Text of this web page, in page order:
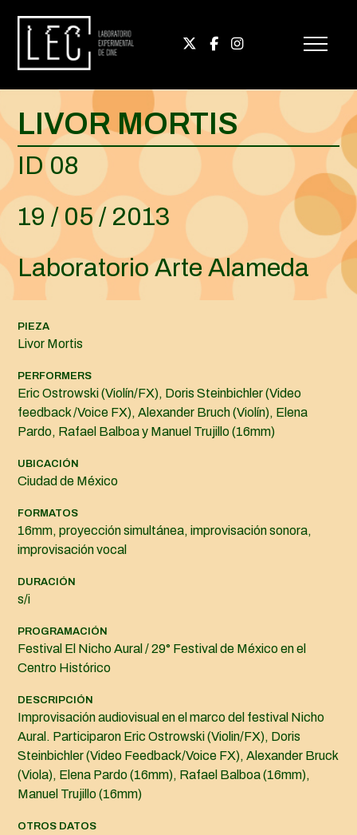
LIVOR MORTIS
ID 08
19 / 05 / 2013
Laboratorio Arte Alameda
PIEZA
Livor Mortis
PERFORMERS
Eric Ostrowski (Violín/FX), Doris Steinbichler (Video
feedback /Voice FX), Alexander Bruch (Violín), Elena
Pardo, Rafael Balboa y Manuel Trujillo (16mm)
UBICACIÓN
Ciudad de México
FORMATOS
16mm, proyección simultánea, improvisación sonora,
improvisación vocal
DURACIÓN
s/i
PROGRAMACIÓN
Festival El Nicho Aural / 29° Festival de México en el
Centro Histórico
DESCRIPCIÓN
Improvisación audiovisual en el marco del festival Nicho
Aural. Participaron Eric Ostrowski (Violin/FX), Doris
Steinbichler (Video Feedback/Voice FX), Alexander Bruck
(Viola), Elena Pardo (16mm), Rafael Balboa (16mm),
Manuel Trujillo (16mm)
OTROS DATOS